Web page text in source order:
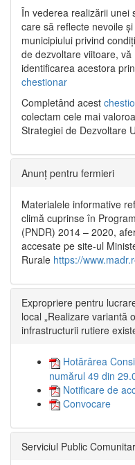
În vederea realizării unei
care să reflecte nevoile
municipiului privind
de dezvoltare viitoare,
identificarea acestora
chestionar
Completând acest
colectam cele mai
Strategiei de Dezvoltare
Anunț pentru fermieri
Materialele informative
climă cuprinse în
(PNDR) 2014 – 2020,
accesate pe site-ul
Rurale https://
Expropriere pentru
local „Realizare variantă
infrastructurii rutiere
Hotărârea
numărul 49 din
Notificare de
Convocare
Serviciul Public